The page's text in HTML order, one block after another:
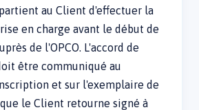
au Client d'effectuer la
en charge avant le début de
de l'OPCO. L'accord de
être communiqué au
et sur l'exemplaire de
le Client retourne signé à